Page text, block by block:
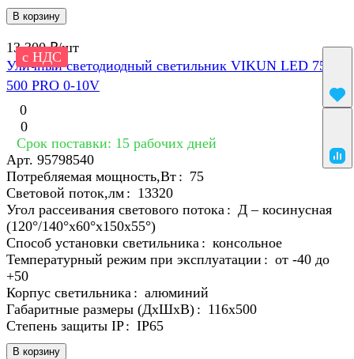
В корзину
с НДС
13 300 ₽/шт
Уличный светодиодный светильник VIKUN LED 75 -
500 PRO 0-10V
0
0
Срок поставки: 15 рабочих дней
Арт. 95798540
В корзину
Потребляемая мощность,Вт : 75
Световой поток,лм : 13320
Угол рассеивания светового потока : Д – косинусная
(120°/140°х60°х150x55°)
Способ установки светильника : консольное
Температурный режим при эксплуатации : от -40 до
+50
Корпус светильника : алюминий
Габаритные размеры (ДхШхВ) : 116x500
Степень защиты IP : IP65